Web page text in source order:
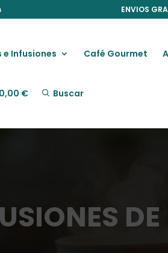
ENVIOS
e Infusiones Café Gourmet
0,00 € Buscar